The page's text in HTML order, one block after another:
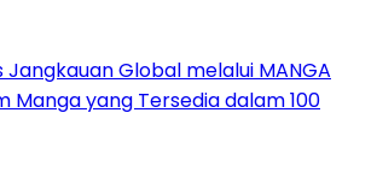
Jangkauan Global melalui MANGA
Manga yang Tersedia dalam 100